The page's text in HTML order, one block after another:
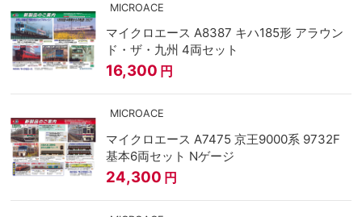
MICROACE
マイクロエース A8387 キハ185形 アラウン
ド・ザ・九州 4両セット
16,300 円
MICROACE
マイクロエース A7475 京王9000系 9732F
基本6両セット Nゲージ
24,300 円